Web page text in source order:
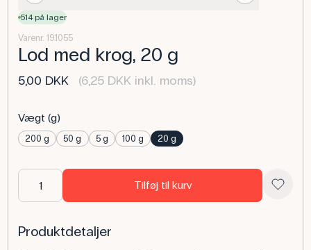
514 på lager
Varenr. 191055
Lod med krog, 20 g
5,00 DKK (6,25 DKK inkl. moms)
Vægt (g)
200 g 50 g 5 g 100 g 20 g
Tilføj til kurv
Produktdetaljer